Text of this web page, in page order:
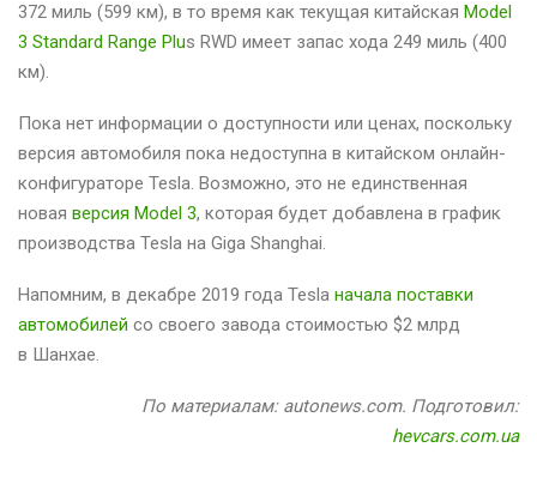
372 миль (599 км), в то время как текущая китайская Model
3 Standard Range Plus RWD имеет запас хода 249 миль (400
км).
Пока нет информации о доступности или ценах, поскольку
версия автомобиля пока недоступна в китайском онлайн-
конфигураторе Tesla. Возможно, это не единственная
новая версия Model 3, которая будет добавлена в график
производства Tesla на Giga Shanghai.
Напомним, в декабре 2019 года Tesla начала поставки
автомобилей со своего завода стоимостью $2 млрд
в Шанхае.
По материалам: autonews.com. Подготовил:
hevcars.com.ua